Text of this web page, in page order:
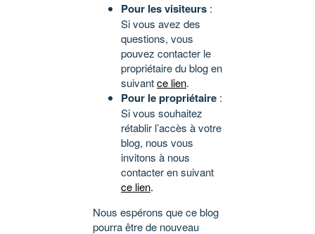
Pour les visiteurs :
Si vous avez des
questions, vous
pouvez contacter le
propriétaire du blog en
suivantce lien.
Pour le propriétaire :
Si vous souhaitez
rétablir l’accès à votre
blog, nous vous
invitons à nous
contacter en suivant
ce lien.
Nous espérons que ce blog
pourra être de nouveau